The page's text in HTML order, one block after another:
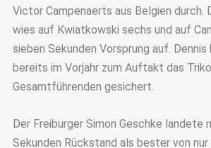
Victor Campenaerts aus Belgien durch.
wies auf Kwiatkowski sechs und auf
sieben Sekunden Vorsprung auf.
bereits im Vorjahr zum Auftakt das
Gesamtführenden gesichert.
Der Freiburger Simon Geschke landete
Sekunden Rückstand als bester von nur